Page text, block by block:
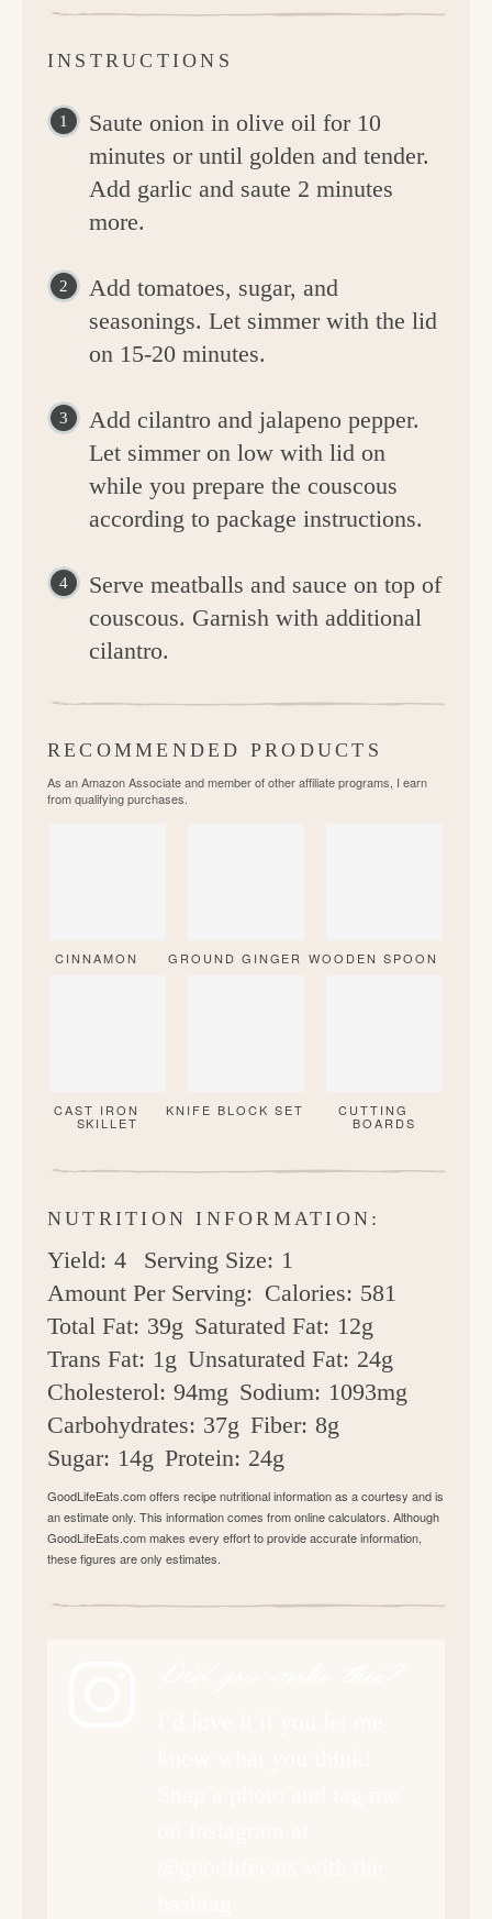
INSTRUCTIONS
Saute onion in olive oil for 10
minutes or until golden and tender.
Add garlic and saute 2 minutes
more.
Add tomatoes, sugar, and
seasonings. Let simmer with the lid
on 15-20 minutes.
Add cilantro and jalapeno pepper.
Let simmer on low with lid on
while you prepare the couscous
according to package instructions.
Serve meatballs and sauce on top of
couscous. Garnish with additional
cilantro.
RECOMMENDED PRODUCTS
As an Amazon Associate and member of other affiliate programs, I earn
from qualifying purchases.
CINNAMON GROUND GINGER WOODEN SPOON
CAST IRON
SKILLET
KNIFE BLOCK SET CUTTING
BOARDS
NUTRITION INFORMATION:
Yield: 4 Serving Size: 1
Amount Per Serving: Calories: 581
Total Fat: 39g Saturated Fat: 12g
Trans Fat: 1g Unsaturated Fat: 24g
Cholesterol: 94mg Sodium: 1093mg
Carbohydrates: 37g Fiber: 8g
Sugar: 14g Protein: 24g
GoodLifeEats.com offers recipe nutritional information as a courtesy and is
an estimate only. This information comes from online calculators. Although
GoodLifeEats.com makes every effort to provide accurate information,
these figures are only estimates.